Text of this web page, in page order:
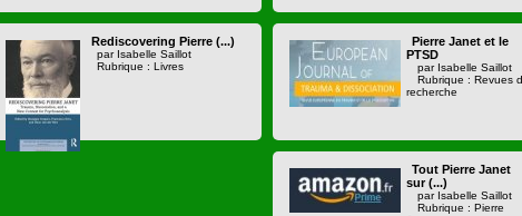
Rediscovering Pierre (...)
par Isabelle Saillot
Rubrique : Livres
Pierre Janet et le
PTSD
par Isabelle Saillot
Rubrique : Revues
recherche
Tout Pierre Janet
sur (...)
par Isabelle Saillot
Rubrique : Pierre